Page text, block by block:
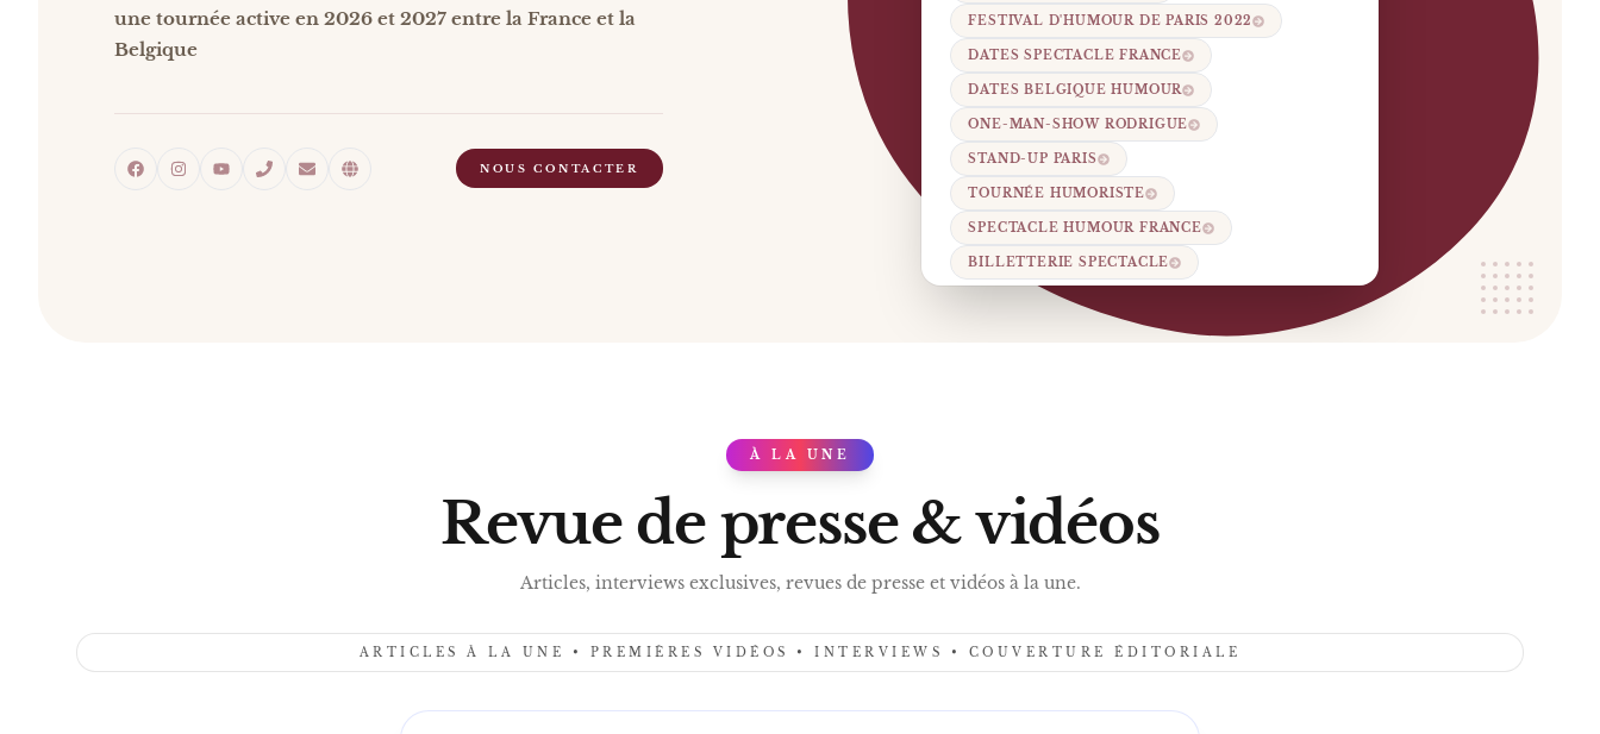
une tournée active en 2026 et 2027 entre la France et la
Belgique
NOUS CONTACTER
FESTIVAL D'HUMOUR DE PARIS 2022
DATES SPECTACLE FRANCE
DATES BELGIQUE HUMOUR
ONE-MAN-SHOW RODRIGUE
STAND-UP PARIS
TOURNÉE HUMORISTE
SPECTACLE HUMOUR FRANCE
BILLETTERIE SPECTACLE
PRESS
À LA UNE
Revue de presse & vidéos
Articles, interviews exclusives, revues de presse et vidéos à la une.
ARTICLES À LA UNE • PREMIÈRES VIDÉOS • INTERVIEWS • COUVERTURE ÉDITORIALE